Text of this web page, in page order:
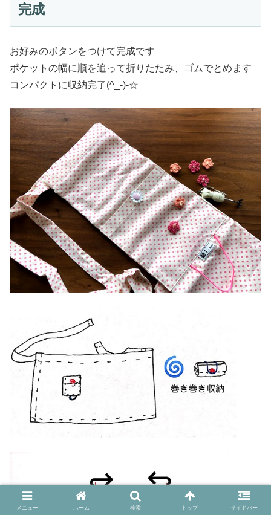
完成
お好みのボタンをつけて完成です
ポケットの幅に順を追って折りたたみ、ゴムでとめます
コンパクトに収納完了(^_-)-☆
メニュー ホーム 検索 トップ サイドバー